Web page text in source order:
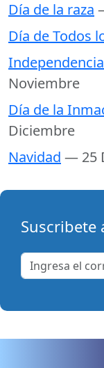
Día de la raza
Día de Todos
Noviembre
Día de la
Diciembre
Navidad — 25
Suscribete